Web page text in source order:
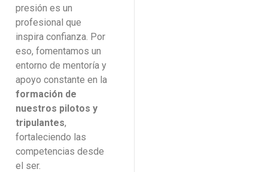
presión es un
profesional que
inspira confianza. Por
eso, fomentamos un
entorno de mentoría y
apoyo constante en la
formación de
nuestros pilotos y
tripulantes,
fortaleciendo las
competencias desde
el ser.